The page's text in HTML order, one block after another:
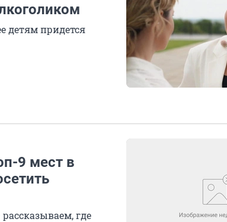
детям придется
9 мест в
где